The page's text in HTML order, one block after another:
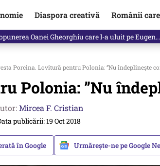
Diaspora creativă Românii
astăzi de Guvern pentru toți românii
Porcina. Lovitură pentru Polonia: ”Nu îndeplinește
Polonia: ”Nu
Mircea F. Cristian
publicării: 19 Oct 2018
în Google Urmărește-ne pe Google